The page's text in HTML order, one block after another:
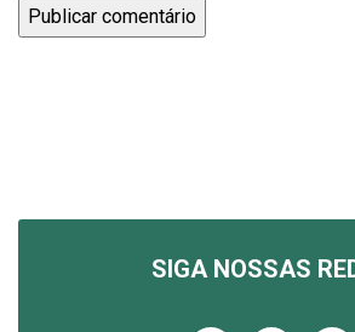
SIGA NOSSAS